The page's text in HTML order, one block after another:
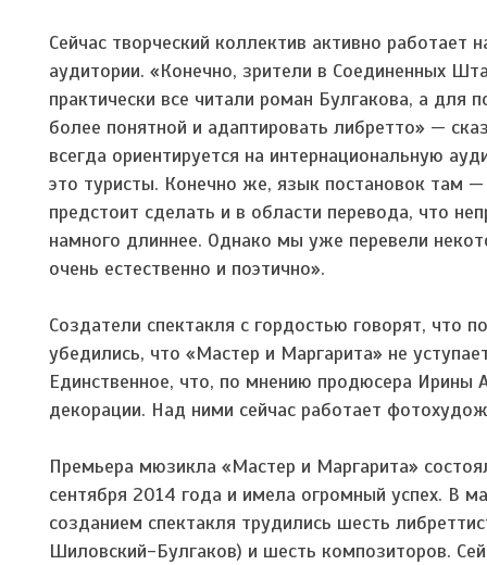
Сейчас творческий коллектив активно
аудитории. «Конечно, зрители в Соединенных
практически все читали роман Булгакова, а
более понятной и адаптировать либретто» —
всегда ориентируется на интернациональную
это туристы. Конечно же, язык постановок там
предстоит сделать и в области перевода, что
намного длиннее. Однако мы уже перевели
очень естественно и поэтично».
Создатели спектакля с гордостью говорят,
убедились, что «Мастер и Маргарита» не
Единственное, что, по мнению продюсера Ирины
декорации. Над ними сейчас работает
Премьера мюзикла «Мастер и Маргарита»
сентября 2014 года и имела огромный успех. В
созданием спектакля трудились шесть
Шиловский-Булгаков) и шесть композиторов.